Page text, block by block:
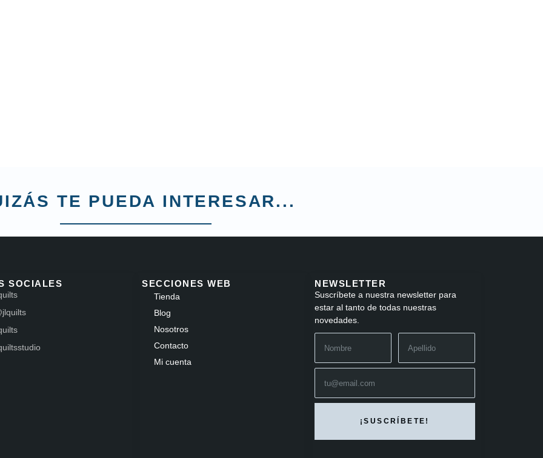
TE PUEDA INTERESAR...
SOCIALES SECCIONES WEB
Tienda
Blog
Nosotros
Contacto
Mi cuenta
NEWSLETTER
Suscríbete a nuestra newsletter para
estar al tanto de todas nuestras
novedades.